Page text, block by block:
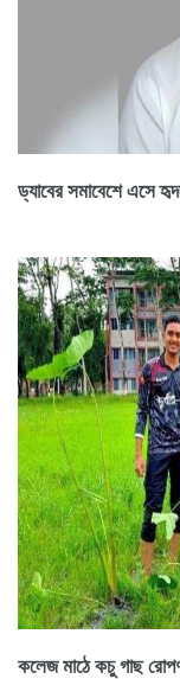
ড্যাবের সমাবেশে এসে
কলেজ মাঠে কচু গাছ রোপণ